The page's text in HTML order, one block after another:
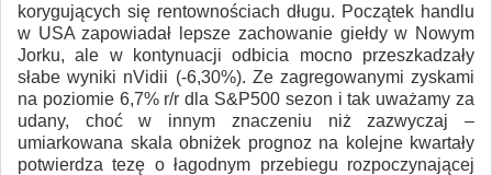
korygujących się rentownościach długu. Początek handlu
w USA zapowiadał lepsze zachowanie giełdy w Nowym
Jorku, ale w kontynuacji odbicia mocno przeszkadzały
słabe wyniki nVidii (-6,30%). Ze zagregowanymi zyskami
na poziomie 6,7% r/r dla S&P500 sezon i tak uważamy za
udany, choć w innym znaczeniu niż zazwyczaj –
umiarkowana skala obniżek prognoz na kolejne kwartały
potwierdza tezę o łagodnym przebiegu rozpoczynającej